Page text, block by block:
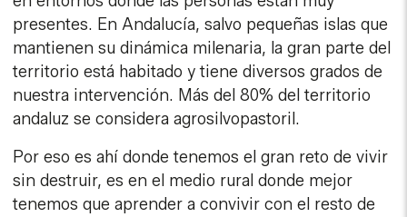
presentes. En Andalucía, salvo pequeñas islas que
mantienen su dinámica milenaria, la gran parte del
territorio está habitado y tiene diversos grados de
nuestra intervención. Más del 80% del territorio
andaluz se considera agrosilvopastoril.
Por eso es ahí donde tenemos el gran reto de vivir
sin destruir, es en el medio rural donde mejor
tenemos que aprender a convivir con el resto de